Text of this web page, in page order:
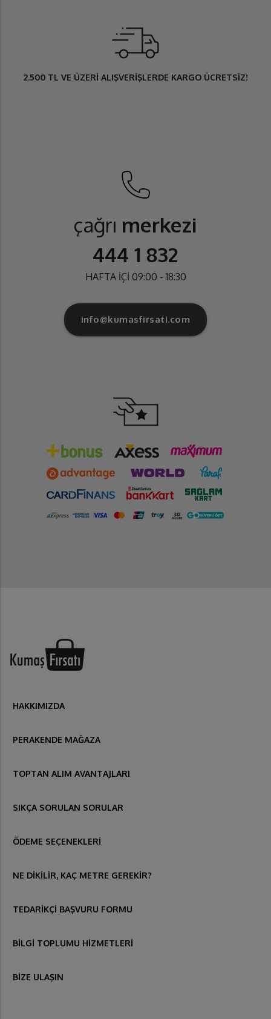
2.500 TL VE ÜZERİ ALIŞVERİŞLERDE KARGO ÜCRETSİZ!
çağrı merkezi
444 1 832
HAFTA İÇİ 09:00 - 18:30
info@kumasfirsati.com
HAKKIMIZDA
PERAKENDE MAĞAZA
TOPTAN ALIM AVANTAJLARI
SIKÇA SORULAN SORULAR
ÖDEME SEÇENEKLERİ
NE DİKİLİR, KAÇ METRE GEREKİR?
TEDARİKÇİ BAŞVURU FORMU
BİLGİ TOPLUMU HİZMETLERİ
BİZE ULAŞIN